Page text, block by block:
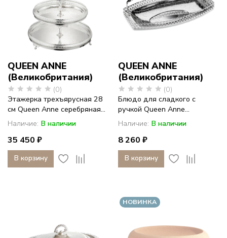
QUEEN ANNE
(Великобритания)
(0)
Этажерка трехъярусная 28
см Queen Anne серебряная...
Наличие: В наличии
35 450 ₽
В корзину
QUEEN ANNE
(Великобритания)
(0)
Блюдо для сладкого с
ручкой Queen Anne...
Наличие: В наличии
8 260 ₽
В корзину
НОВИНКА